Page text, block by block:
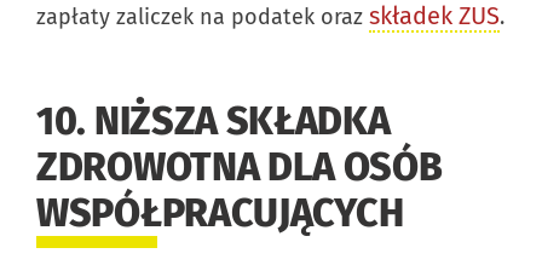
zapłaty zaliczek na podatek oraz składek ZUS.
10. NIŻSZA SKŁADKA
ZDROWOTNA DLA OSÓB
WSPÓŁPRACUJĄCYCH